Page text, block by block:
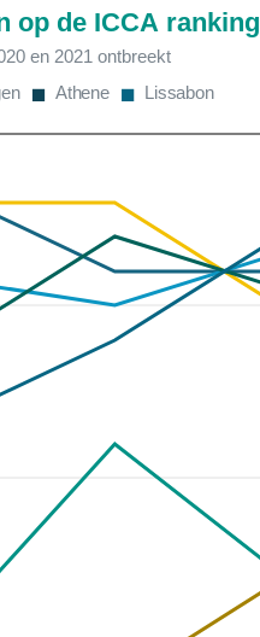
op de ICCA ranking
en 2021 ontbreekt
Athene Lissabon